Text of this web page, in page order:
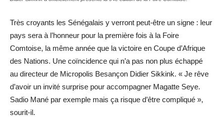
Très croyants les Sénégalais y verront peut-être un signe : leur
pays sera à l’honneur pour la première fois à la Foire
Comtoise, la même année que la victoire en Coupe d’Afrique
des Nations. Une coïncidence qui n’a pas non plus échappé
au directeur de Micropolis Besançon Didier Sikkink. « Je rêve
d’avoir un invité surprise pour accompagner Magatte Seye.
Sadio Mané par exemple mais ça risque d’être compliqué »,
sourit-il.